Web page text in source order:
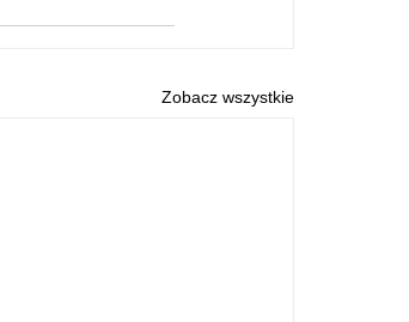
Zobacz wszystkie